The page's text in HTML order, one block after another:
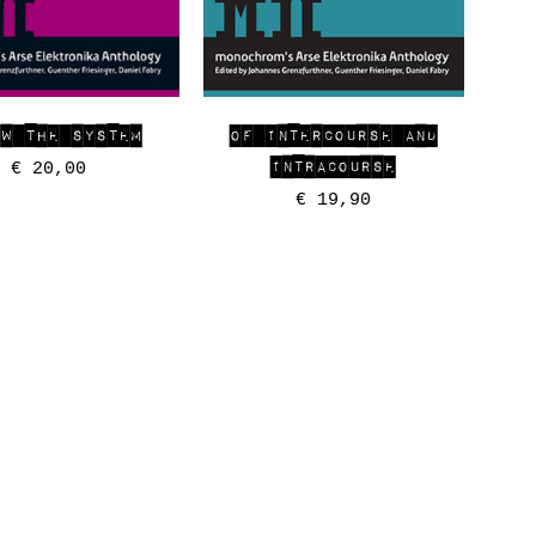
THE SYSTEM
€ 20,00
OF INTERCOURSE AND
INTRACOURSE
€ 19,90